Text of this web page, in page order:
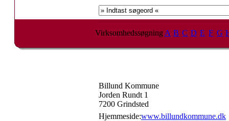
Virksomhedssøgning A B C D E F G
Billund Kommune
Jorden Rundt 1
7200 Grindsted
Hjemmeside:www.billundkommune.dk